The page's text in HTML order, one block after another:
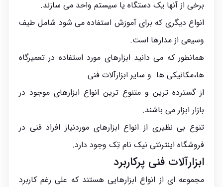
برخی از آنها یک دستگاه یا سیستم واحد می سازند.
انواع دیگری که برای آموزش استفاده می شود شامل طیف
وسیعی از مدارها است.
همانطور که می دانید ابزارهای مورد استفاده در تعمیرگاه
ها،مکانیکی ها و سایر ابزارآلات فنی
از گسترده ترین و متنوع ترین انواع ابزارهای موجود در
بازار ابزار می باشند.
تنوع بی نظیری از انواع ابزارهای موردنیاز افراد فنی در
فروشگاه اینترنتی نیک نام تِک وجود دارد.
ابزارآلات فنی پرکاربرد
مجموعه ای از انواع ابزارهایی هستند که علی رغم کاربرد